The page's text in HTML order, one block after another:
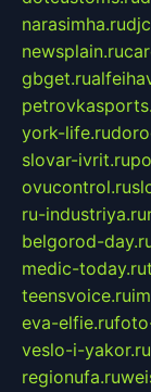
narasimha.ru
newsplain.ru
gbget.ru
york-life.ru
slovar-ivrit.ru
ovucontrol.ru
ru-industriya.ru
belgorod-
medic-today.ru
teensvoice.ru
eva-elfie.ru
veslo-i-yakor.ru
regionufa.ru